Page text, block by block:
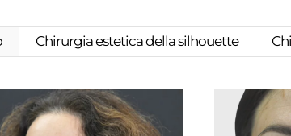
Chirurgia estetica della silhouette